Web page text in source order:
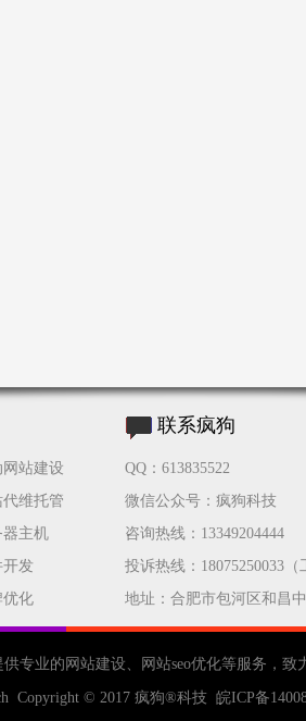
站建设
代维托管
器主机
开发
优化
联系疯狗
QQ：613835522
微信公众号：疯狗科技
咨询热线：13349204444
投诉热线：18075250033（
地址：合肥市包河区和昌
专业的 网站建设 、 网站seo优化等服务，致
Copyright © 2017 疯狗®科技 皖ICP备